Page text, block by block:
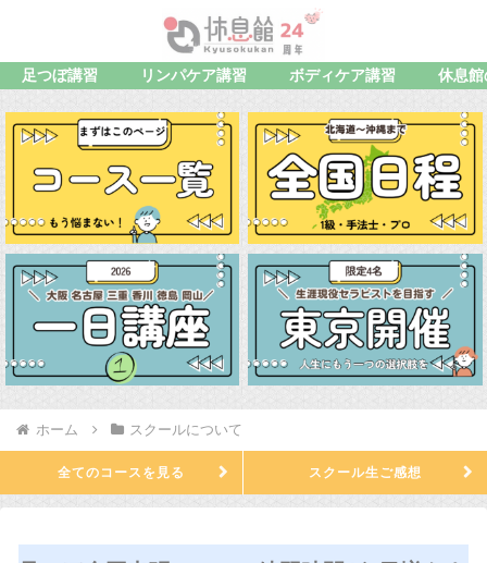
足つぼ講習 リンパケア講習 ボディケア講習 休息
ホーム スクールについて
全てのコースを見る スクール生ご感想